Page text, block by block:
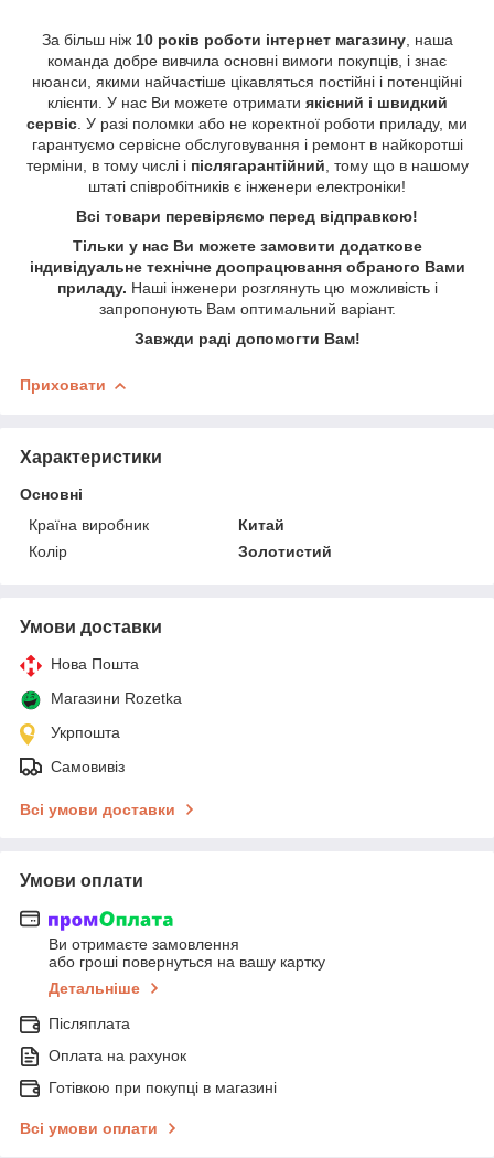
За більш ніж 10 років роботи інтернет магазину, наша
команда добре вивчила основні вимоги покупців, і знає
нюанси, якими найчастіше цікавляться постійні і потенційні
клієнти. У нас Ви можете отримати якісний і швидкий
сервіс . У разі поломки або не коректної роботи приладу, ми
гарантуємо сервісне обслуговування і ремонт в найкоротші
терміни, в тому числі і післягарантійний , тому що в нашому
штаті співробітників є інженери електроніки!
Всі товари перевіряємо перед відправкою!
Тільки у нас Ви можете замовити додаткове
індивідуальне технічне доопрацювання обраного Вами
приладу. Наші інженери розглянуть цю можливість і
запропонують Вам оптимальний варіант.
Завжди раді допомогти Вам!
Приховати
Характеристики
Основні
Країна виробник
Китай
Колір
Золотистий
Умови доставки
Нова Пошта
Магазини Rozetka
Укрпошта
Самовивіз
Всі умови доставки
Умови оплати
Ви отримаєте замовлення
або гроші повернуться на вашу картку
Детальніше
Післяплата
Оплата на рахунок
Готівкою при покупці в магазині
Всі умови оплати